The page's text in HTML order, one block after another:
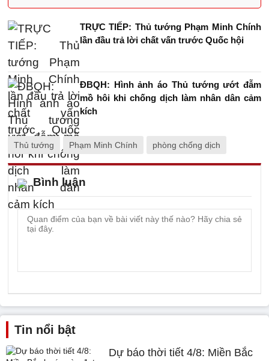
TRỰC TIẾP: Thủ tướng Phạm Minh Chính
lần đầu trả lời chất vấn trước Quốc hội
ĐBQH: Hình ảnh áo Thủ tướng ướt đẫm
mồ hôi khi chống dịch làm nhân dân cảm
kích
Thủ tướng Phạm Minh Chính phòng chống dịch
Bình luận
Tin nổi bật
Dự báo thời tiết 4/8: Miền Bắc